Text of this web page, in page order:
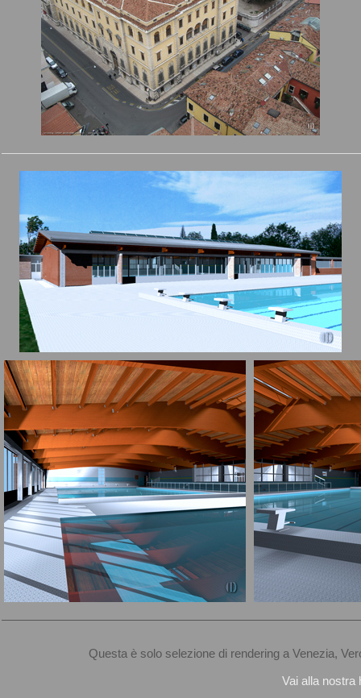
Questa è solo selezione di rendering a Venezia,
Vai alla nostra